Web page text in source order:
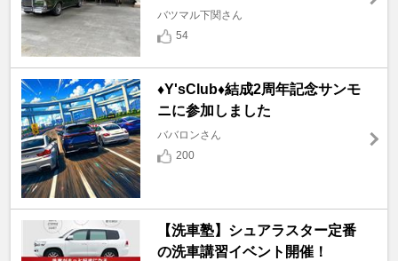
バツマル下関さん
54
♦️Y'sClub♦️結成2周年記念サンモ
ニに参加しました
ババロンさん
200
【洗車塾】シュアラスター定番
の洗車講習イベント開催！